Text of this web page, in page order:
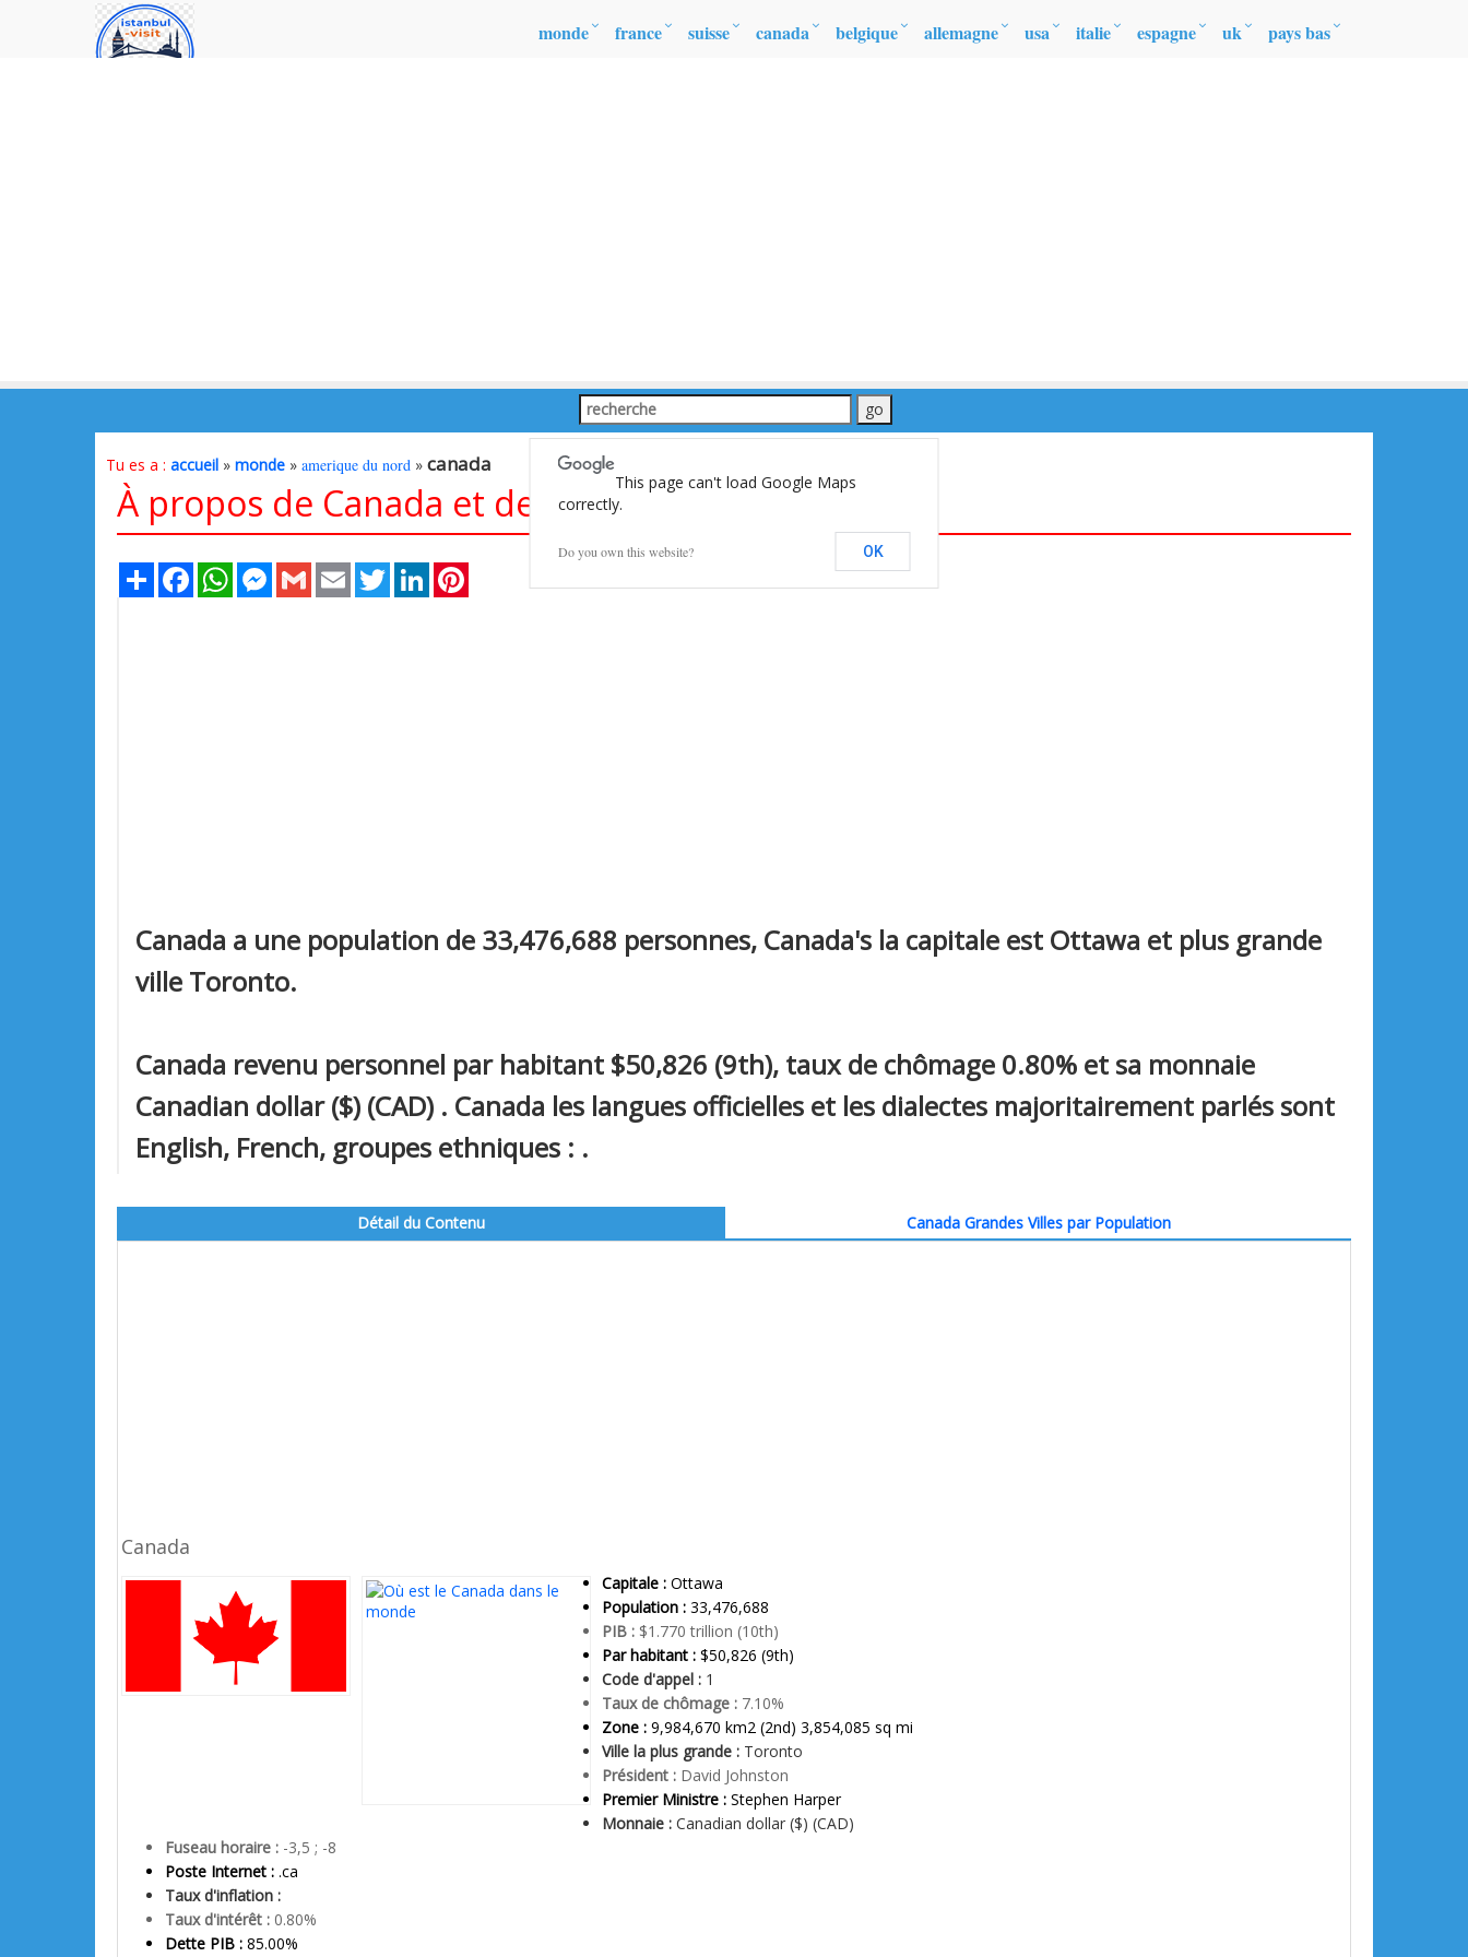
monde france suisse canada belgique allemagne usa italie espagne uk pays bas
Tu es a : accueil » monde » amerique du nord » canada
À propos de Canada et des Statistiques du Pays
Share FacebookWhatsAppMessenger
Gmail Email TwitterLinkedIn
Canada a une population de 33,476,688 personnes, Canada's la capitale est Ottawa et plus grande
ville Toronto.
Canada revenu personnel par habitant $50,826 (9th), taux de chômage 0.80% et sa monnaie
Canadian dollar ($) (CAD) . Canada les langues officielles et les dialectes majoritairement parlés sont
English, French, groupes ethniques : .
Détail du Contenu Canada Grandes Villes par Population
Canada
Capitale : Ottawa
Population : 33,476,688
PIB : $1.770 trillion (10th)
Par habitant : $50,826 (9th)
Code d'appel : 1
Taux de chômage : 7.10%
Zone : 9,984,670 km2 (2nd) 3,854,085 sq mi
Ville la plus grande : Toronto
Président : David Johnston
Premier Ministre : Stephen Harper
Monnaie : Canadian dollar ($) (CAD)
Fuseau horaire : -3,5 ; -8
Poste Internet : .ca
Taux d'inflation :
Taux d'intérêt : 0.80%
Dette PIB : 85.00%
This page can't load Google Maps
correctly.
Do you own this website? OK